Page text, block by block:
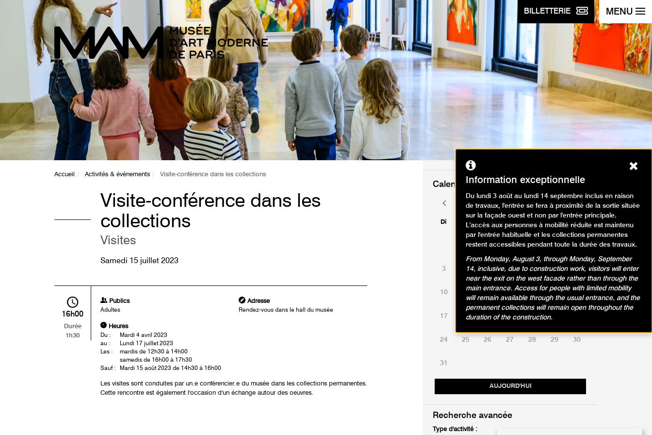
BILLETTERIE MENU
Accueil Activités & événements Visite-conférence dans les collections
Visite-conférence dans les
collections
Visites
Samedi 15 juillet 2023
16h00
Durée
1h30
Publics
Adultes
Adresse
Rendez-vous dans le hall du musée
Heures
Du :
Mardi 4 avril 2023
au :
Lundi 17 juillet 2023
Les :
mardis de 12h30 à 14h00
samedis de 16h00 à 17h30
Sauf :
Mardi 15 août 2023 de 14h30 à 16h00
Les visites sont conduites par un.e conférencier.e du musée dans les collections permanentes.
Cette rencontre est également l'occasion d'un échange autour des oeuvres.
Calendrier des événements
mai 2026
Di Lu Ma Ve Sa
AUJOURD'HUI
1 2
3 4 5 6 7 8 9
10 11 12 13 14 15 16
17 18 19 20 21 22
24 25 26 27 28 29 30
31
Mois
précédent
Mois
suivant
Recherche avancée
Type d'activité :
Information exceptionnelle
Du lundi 3 août au lundi 14 septembre inclus en raison
de travaux, l'entrée se fera à proximité de la sortie située
sur la façade ouest et non par l'entrée principale.
L'accès aux personnes à mobilité réduite est maintenu
par l'entrée habituelle et les collections permanentes
restent accessibles pendant toute la durée des travaux.
From Monday, August 3, through Monday, September
14, inclusive, due to construction work, visitors will enter
near the exit on the west facade rather than through the
main entrance. Access for people with limited mobility
will remain available through the usual entrance, and the
permanent collections will remain open throughout the
duration of the construction.